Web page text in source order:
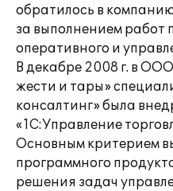
обратилось в
за выполнением работ
оперативного и
В декабре 2008 г. в
жести и тары»
консалтинг» была
«1С:Управление
Основным критерием
программного
решения задач